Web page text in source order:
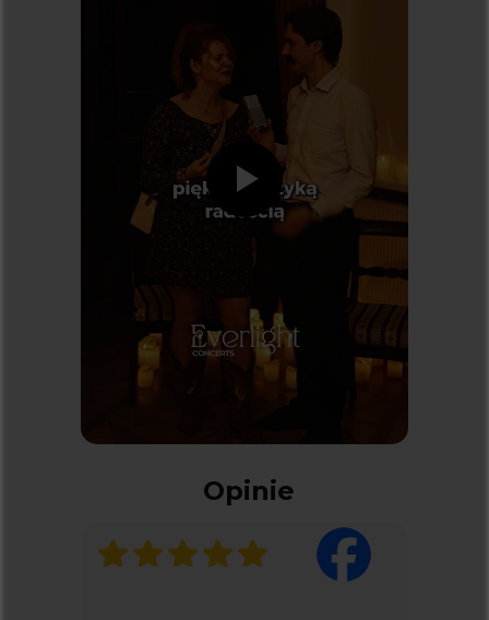
Opinie
KONCERTY W ŁODZI
KONCERTY WE WROCŁAWIU
KONCERTY W KRAKOWIE
KONCERTY W POZNANIU
KONCERTY W WARSZAWIE
KONCERTY W BIAŁYMSTOKU
Koncerty